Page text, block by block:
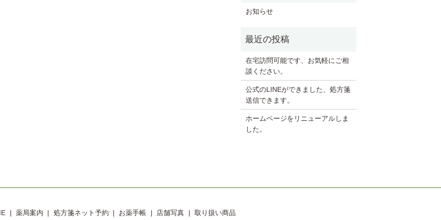
お知らせ
在宅訪問可能です、お気軽にご相
談ください。
公式のLINEができました、処方箋
送信できます。
ホームページをリニューアルしま
した。
薬局案内 処方箋ネット予約 お薬手帳 店舗写真 取り扱い商品